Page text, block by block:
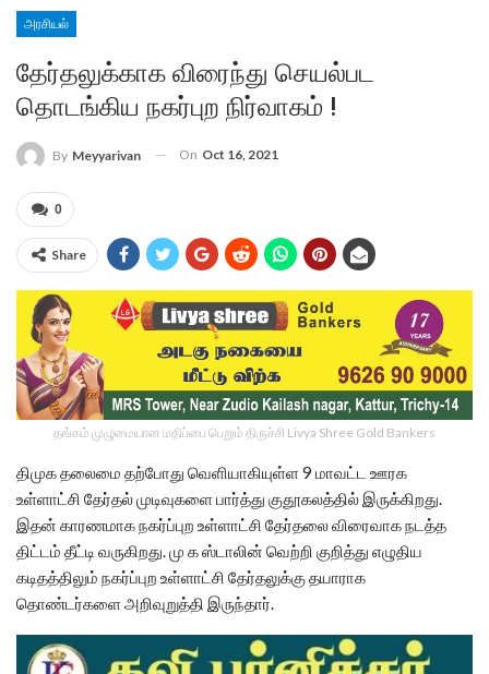
அரசியல்
தேர்தலுக்காக விரைந்து செயல்பட
தொடங்கிய நகர்புற நிர்வாகம் !
By Meyyarivan On Oct 16, 2021
0
Share
தங்கம் முழுமையான மதிப்பை பெறும் திருச்சி Livya Shree Gold Bankers
திமுக தலைமை தற்போது வெளியாகியுள்ள 9 மாவட்ட ஊரக
உள்ளாட்சி தேர்தல் முடிவுகளை பார்த்து குதூகலத்தில் இருக்கிறது.
இதன் காரணமாக நகர்ப்புற உள்ளாட்சி தேர்தலை விரைவாக நடத்த
திட்டம் தீட்டி வருகிறது. மு க ஸ்டாலின் வெற்றி குறித்து எழுதிய
கடிதத்திலும் நகர்ப்புற உள்ளாட்சி தேர்தலுக்கு தயாராக
தொண்டர்களை அறிவுறுத்தி இருந்தார்.